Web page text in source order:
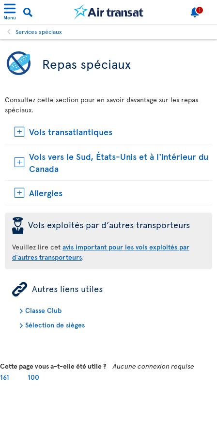
Menu
1
Services spéciaux
Repas spéciaux
Consultez cette section pour en savoir davantage sur les repas
spéciaux.
Vols transatlantiques
Vols vers le Sud, États-Unis et à l'intérieur du
Canada
Allergies
þ Vols exploités par d’autres transporteurs
Veuillez lire cet avis important pour les vols exploités par
d'autres transporteurs.
ÿ Autres liens utiles
Classe Club
Sélection de sièges
Cette page vous a-t-elle été utile ?
Aucune connexion requise
161
100